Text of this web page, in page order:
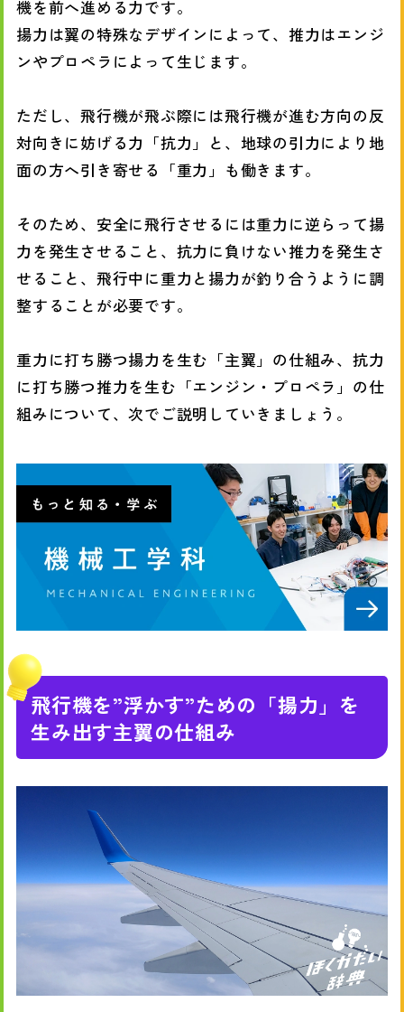
機を前へ進める力です。
揚力は翼の特殊なデザインによって、推力はエンジ
ンやプロペラによって生じます。
ただし、飛行機が飛ぶ際には飛行機が進む方向の反
対向きに妨げる力「抗力」と、地球の引力により地
面の方へ引き寄せる「重力」も働きます。
そのため、安全に飛行させるには重力に逆らって揚
力を発生させること、抗力に負けない推力を発生さ
せること、飛行中に重力と揚力が釣り合うように調
整することが必要です。
重力に打ち勝つ揚力を生む「主翼」の仕組み、抗力
に打ち勝つ推力を生む「エンジン・プロペラ」の仕
組みについて、次でご説明していきましょう。
飛行機を”浮かす”ための「揚力」を
生み出す主翼の仕組み